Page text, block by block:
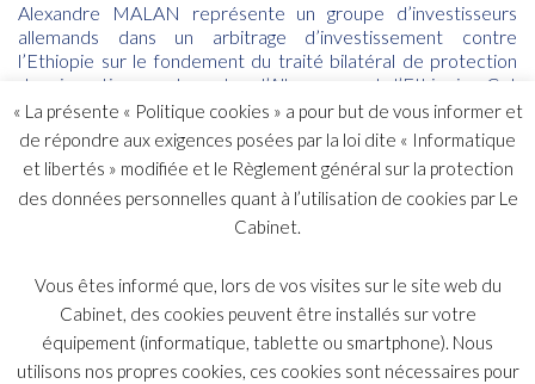
Alexandre MALAN représente un groupe d’investisseurs
allemands dans un arbitrage d’investissement contre
l’Ethiopie sur le fondement du traité bilatéral de protection
des investissements entre l’Allemagne et l’Ethiopie. Cet
arbitrage ad hoc est administré par la Cour Permanente
d’Arbitrage de la Haye (CPA).https://pca-
cpa.org/fr/cases/339/
Cet arbitrage porte sur l’expropriation d’une entreprise dans
Abonnez-vous
« La présente « Politique cookies » a pour but de vous informer et
de répondre aux exigences posées par la loi dite « Informatique
et libertés » modifiée et le Règlement général sur la protection
des données personnelles quant à l’utilisation de cookies par Le
Cabinet.
Vous êtes informé que, lors de vos visites sur le site web du
Cabinet, des cookies peuvent être installés sur votre
équipement (informatique, tablette ou smartphone). Nous
utilisons nos propres cookies, ces cookies sont nécessaires pour